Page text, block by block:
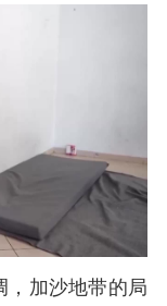
，加沙地带的局